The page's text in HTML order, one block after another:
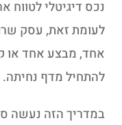
נכס דיגיטלי לטווח
לעומת זאת, עסק
אחד, מבצע אחד או
להתחיל מדף נחיתה.
במדריך הזה נעשה